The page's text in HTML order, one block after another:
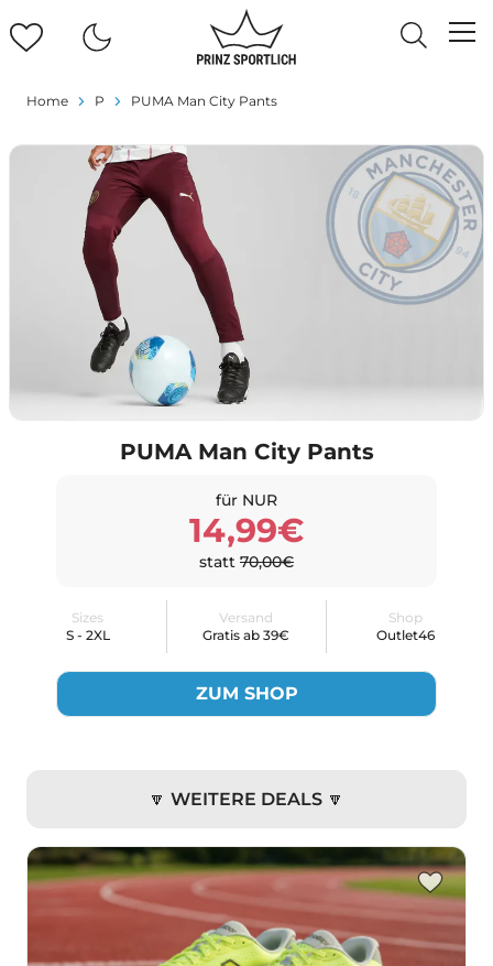
Home P PUMA Man City Pants
PUMA Man City Pants
für NUR
14,99€
statt 70,00€
Sizes
S - 2XL
Versand
Gratis ab 39€
Shop
Outlet46
ZUM SHOP
🔽 WEITERE DEALS 🔽